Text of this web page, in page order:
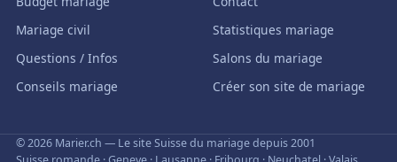
Mariage civil
Questions / Infos
Conseils mariage
Statistiques mariage
Salons du mariage
Créer son site de mariage
© 2026 Marier.ch — Le site Suisse du mariage depuis 2001